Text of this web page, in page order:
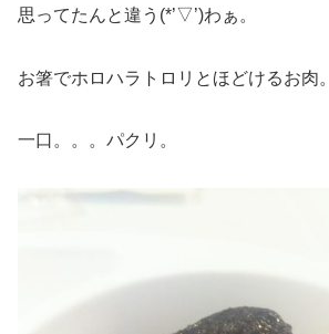
思ってたんと違う(*’▽’)わぁ。
お箸でホロハラトロリとほどけるお肉。
一口。。。パクリ。